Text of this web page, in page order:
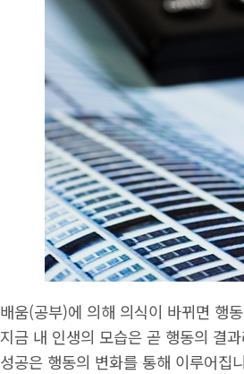
배움(공부)에 의해 의식이 바뀌면 행
지금 내 인생의 모습은 곧 행동의 결
성공은 행동의 변화를 통해 이루어집